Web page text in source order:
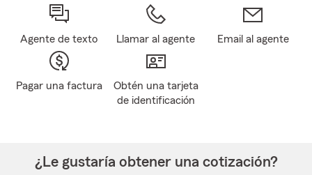
Agente de texto Llamar al agente Email al agente
Pagar una factura
Obtén una tarjeta
de identificación
¿Le gustaría obtener una cotización?